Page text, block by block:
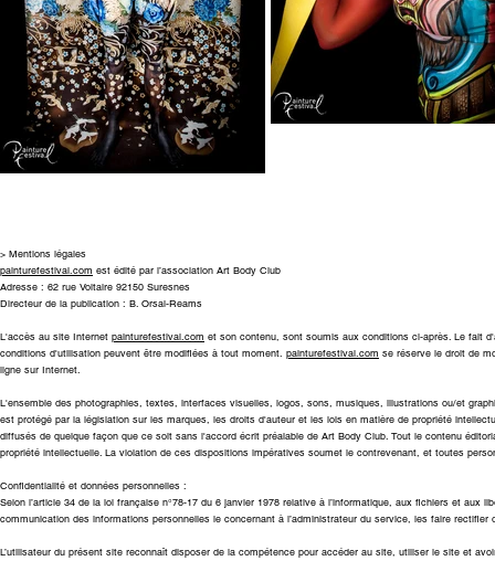
> Mentions légales
painturefestival.com est édité par l’association Art Body Club
Adresse : 62 rue Voltaire 92150 Suresnes
Directeur de la publication : B. Orsal-Reams
L'accès au site Internet painturefestival.com et son contenu, sont soumis aux conditions ci-après. Le fait
conditions d'utilisation peuvent être modifiées à tout moment. painturefestival.com se réserve le droit de
ligne sur Internet.
L'ensemble des photographies, textes, interfaces visuelles, logos, sons, musiques, illustrations ou/et
est protégé par la législation sur les marques, les droits d'auteur et les lois en matière de propriété
diffusés de quelque façon que ce soit sans l'accord écrit préalable de Art Body Club. Tout le contenu
propriété intellectuelle. La violation de ces dispositions impératives soumet le contrevenant, et toutes
Confidentialité et données personnelles :
Selon l’article 34 de la loi française n°78-17 du 6 janvier 1978 relative à l’informatique, aux fichiers et
communication des informations personnelles le concernant à l’administrateur du service, les faire
L’utilisateur du présent site reconnaît disposer de la compétence pour accéder au site, utiliser le site et